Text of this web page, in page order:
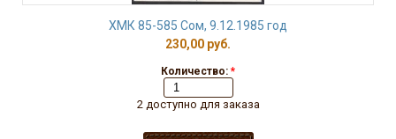
ХМК 85-585 Сом, 9.12.1985 год
230,00 руб.
Количество: *
2 доступно для заказа